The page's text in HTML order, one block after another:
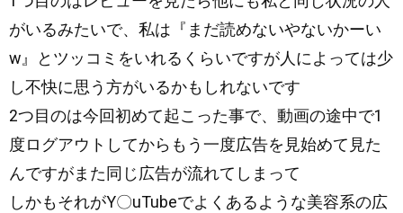
がいるみたいで、私は『まだ読めないやないかーい
w』とツッコミをいれるくらいですが人によっては少
し不快に思う方がいるかもしれないです
2つ目のは今回初めて起こった事で、動画の途中で1
度ログアウトしてからもう一度広告を見始めて見た
んですがまた同じ広告が流れてしまって
しかもそれがY〇uTubeでよくあるような美容系の広